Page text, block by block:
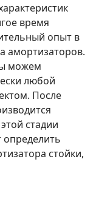
время
опыт в
амортизаторов.
можем
любой
После
стадии
определить
стойки,